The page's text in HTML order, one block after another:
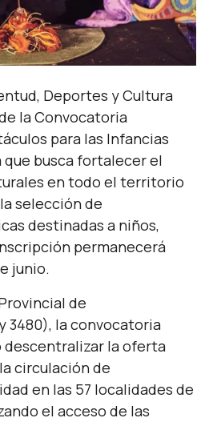
Deportes y Cultura
la Convocatoria
para las Infancias
que busca fortalecer el
en todo el territorio
selección de
destinadas a niños,
permanecerá
junio.
de
3480), la convocatoria
la oferta
circulación de
en las 57 localidades de
el acceso de las